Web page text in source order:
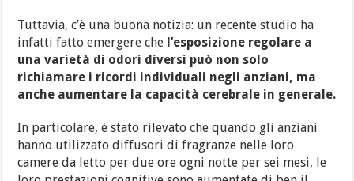
Tuttavia, c’è una buona notizia: un recente studio ha
infatti fatto emergere che l’esposizione regolare a
una varietà di odori diversi può non solo
richiamare i ricordi individuali negli anziani, ma
anche aumentare la capacità cerebrale in generale.
In particolare, è stato rilevato che quando gli anziani
hanno utilizzato diffusori di fragranze nelle loro
camere da letto per due ore ogni notte per sei mesi, le